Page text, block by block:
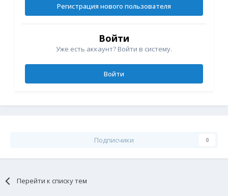
Регистрация нового пользователя
Войти
Уже есть аккаунт? Войти в систему.
Войти
Подписчики 0
Перейти к списку тем